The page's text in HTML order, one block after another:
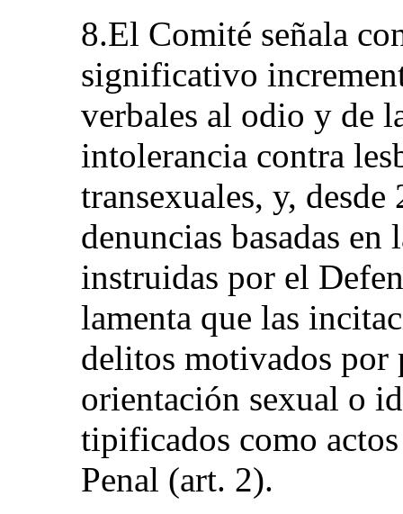
8.El Comité señala
significativo
verbales al odio y de
intolerancia contra
transexuales, y,
denuncias basadas
instruidas por el
lamenta que las
delitos motivados por
orientación sexual o
tipificados como
Penal (art. 2).